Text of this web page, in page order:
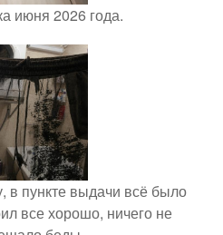
июня 2026 года.
в пункте выдачи всё было
все хорошо, ничего не